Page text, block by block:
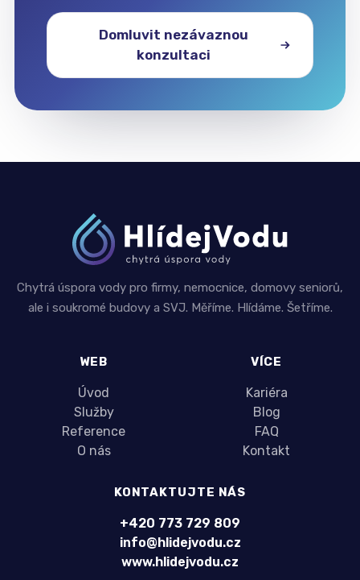
Domluvit nezávaznou
konzultaci
Chytrá úspora vody pro firmy, nemocnice, domovy seniorů,
ale i soukromé budovy a SVJ. Měříme. Hlídáme. Šetříme.
WEB
Úvod
Služby
Reference
O nás
VÍCE
Kariéra
Blog
FAQ
Kontakt
KONTAKTUJTE NÁS
+420 773 729 809
info@hlidejvodu.cz
www.hlidejvodu.cz